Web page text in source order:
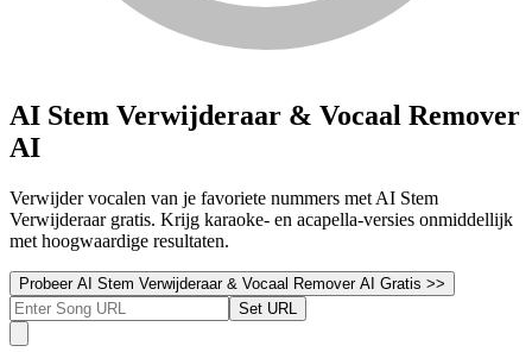
AI Stem Verwijderaar & Vocaal Remover
AI
Verwijder vocalen van je favoriete nummers met AI Stem
Verwijderaar gratis. Krijg karaoke- en acapella-versies onmiddellijk
met hoogwaardige resultaten.
Probeer AI Stem Verwijderaar & Vocaal Remover AI Gratis >>
Set URL